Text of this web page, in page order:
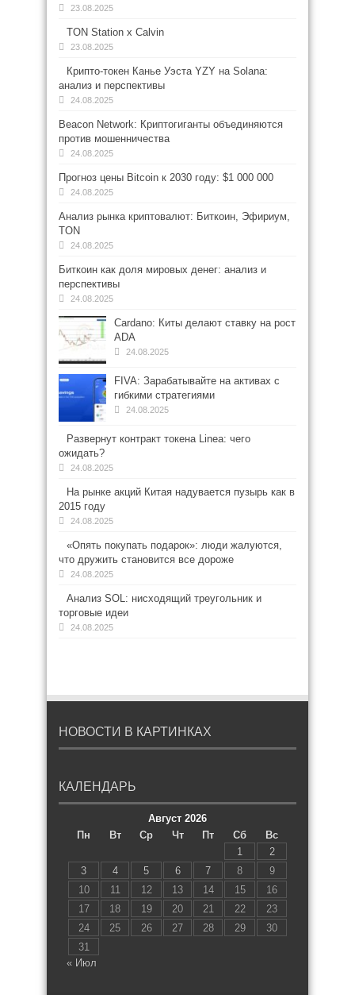
23.08.2025
TON Station x Calvin
23.08.2025
Крипто-токен Канье Уэста YZY на Solana:
анализ и перспективы
24.08.2025
Beacon Network: Криптогиганты объединяются
против мошенничества
24.08.2025
Прогноз цены Bitcoin к 2030 году: $1 000 000
24.08.2025
Анализ рынка криптовалют: Биткоин, Эфириум,
TON
24.08.2025
Биткоин как доля мировых денег: анализ и
перспективы
24.08.2025
Cardano: Киты делают ставку на рост
ADA
24.08.2025
FIVA: Зарабатывайте на активах с
гибкими стратегиями
24.08.2025
Развернут контракт токена Linea: чего
ожидать?
24.08.2025
На рынке акций Китая надувается пузырь как в
2015 году
24.08.2025
«Опять покупать подарок»: люди жалуются,
что дружить становится все дороже
24.08.2025
Анализ SOL: нисходящий треугольник и
торговые идеи
24.08.2025
НОВОСТИ В КАРТИНКАХ
КАЛЕНДАРЬ
Август 2026
Пн
Вт Ср Чт Пт Сб
Вс
1
2
3
4 5 6 7 8
9
10
11 12 13 14 15
16
17
18 19 20 21 22
23
24
25 26 27 28 29
30
31
« Июл